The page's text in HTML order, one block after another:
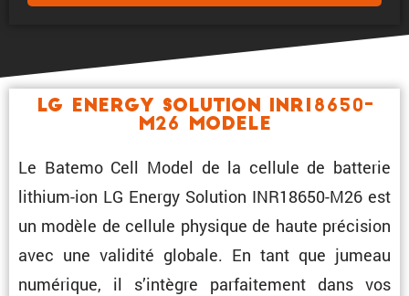
LG Energy Solution INR18650-
M26 Modele
Le Batemo Cell Model de la cellule de batterie
lithium-ion LG Energy Solution INR18650-M26 est
un modèle de cellule physique de haute préci­sion
avec une validité globale. En tant que jumeau
numérique, il s’intègre parfai­te­ment dans vos